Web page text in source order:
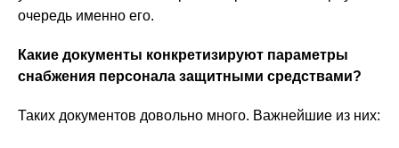
очередь именно его.
Какие документы конкретизируют параметры
снабжения персонала защитными средствами?
Таких документов довольно много. Важнейшие из них: